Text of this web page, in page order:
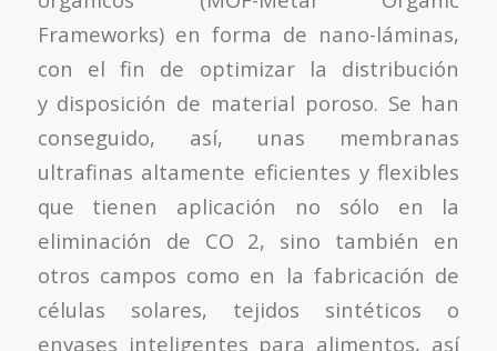
Frameworks) en forma de nano-láminas,
con el fin de optimizar la distribución
y disposición de material poroso. Se han
conseguido, así, unas membranas
ultrafinas altamente eficientes y flexibles
que tienen aplicación no sólo en la
eliminación de CO 2, sino también en
otros campos como en la fabricación de
células solares, tejidos sintéticos o
envases inteligentes para alimentos, así